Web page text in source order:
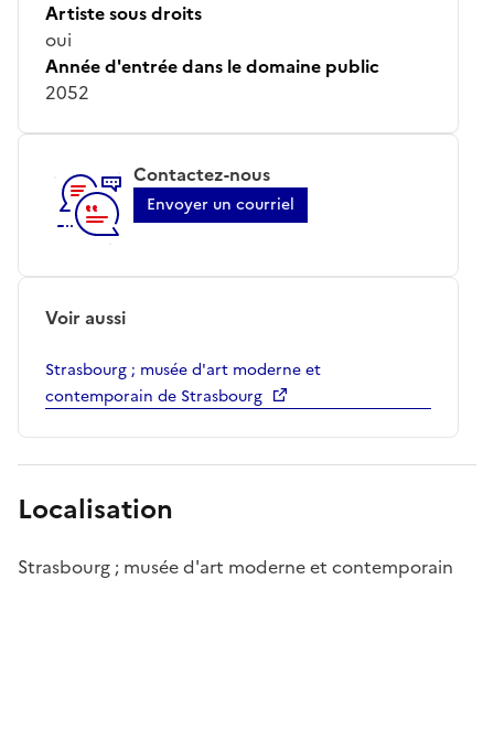
Artiste sous droits
oui
Année d'entrée dans le domaine public
2052
Contactez-nous
Envoyer un courriel
Voir aussi
Strasbourg ; musée d'art moderne et
contemporain de Strasbourg
Localisation
Strasbourg ; musée d'art moderne et contemporain